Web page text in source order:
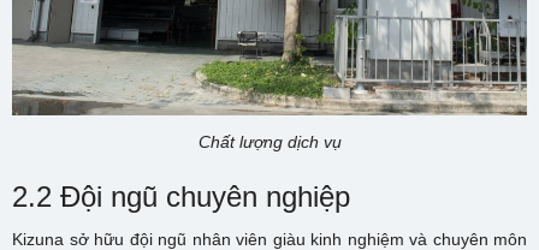
Chất lượng dịch vụ
2.2 Đội ngũ chuyên nghiệp
Kizuna sở hữu đội ngũ nhân viên giàu kinh nghiệm và chuyên môn